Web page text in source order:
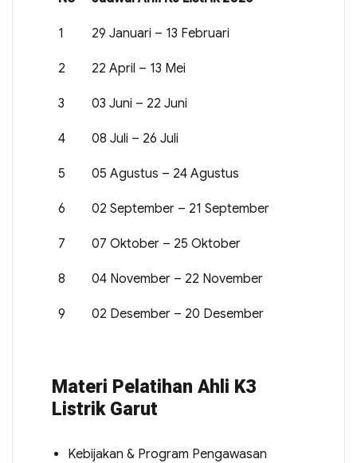
1 29 Januari – 13 Februari
2 22 April – 13 Mei
3 03 Juni – 22 Juni
4 08 Juli – 26 Juli
5 05 Agustus – 24 Agustus
6 02 September – 21 September
7 07 Oktober – 25 Oktober
8 04 November – 22 November
9 02 Desember – 20 Desember
Materi Pelatihan Ahli K3
Listrik Garut
Kebijakan & Program Pengawasan